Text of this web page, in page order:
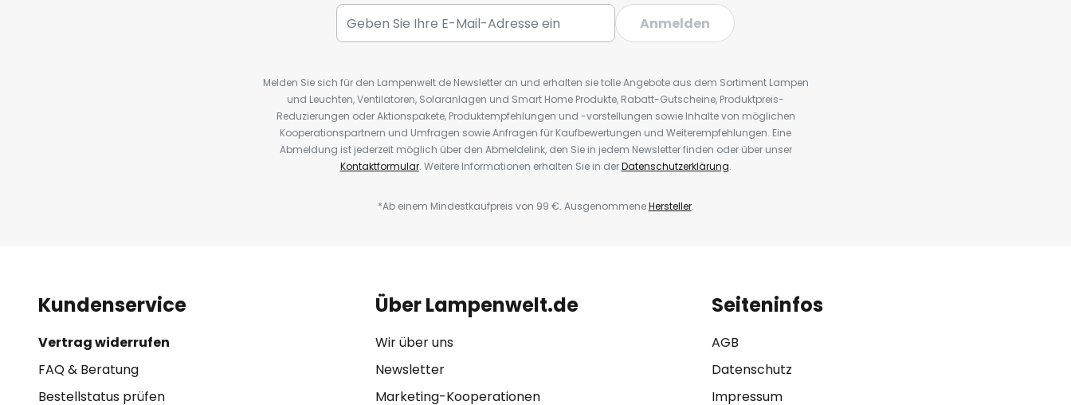
Anmelden
Melden Sie sich für den Lampenwelt.de Newsletter an und erhalten sie tolle Angebote aus dem Sortiment Lampen
und Leuchten, Ventilatoren, Solaranlagen und Smart Home Produkte, Rabatt-Gutscheine, Produktpreis-
Reduzierungen oder Aktionspakete, Produktempfehlungen und -vorstellungen sowie Inhalte von möglichen
Kooperationspartnern und Umfragen sowie Anfragen für Kaufbewertungen und Weiterempfehlungen. Eine
Abmeldung ist jederzeit möglich über den Abmeldelink, den Sie in jedem Newsletter finden oder über unser
Kontaktformular. Weitere Informationen erhalten Sie in derDatenschutzerklärung.
*Ab einem Mindestkaufpreis von 99 €. AusgenommeneHersteller.
Kundenservice
Vertrag widerrufen
FAQ & Beratung
Bestellstatus prüfen
Über Lampenwelt.de
Wir über uns
Newsletter
Marketing-Kooperationen
Seiteninfos
AGB
Datenschutz
Impressum